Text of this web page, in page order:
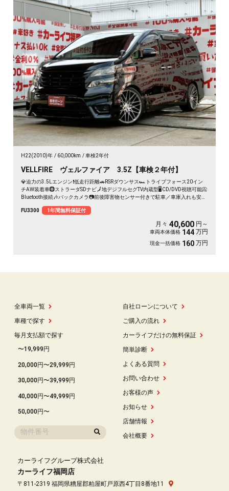
H22(2010)年 60,000km 車検2年付
VELLFIRE ヴェルファイア 3.5Z【車検２年付】
💎迫力の3.5Lエンジン❗低走行距離🚗RSRダウンサス🏎️トライブフォース20イン
チAW装着車🛞ストラーダSDナビ🗾地デジフルセグTV内蔵型🖥️CD/DVD視聴可能📀
Bluetooth接続🎶バックカメラ📷前後障害物センサー付きで駐車／車庫入れも安心
FU3300
1年間無料保証付
月々 40,600 円～
車両本体価格 144 万円
現金一括価格 160 万円
全車両一覧
車種で探す
毎月支払額で探す
〜19,999円
20,000円〜29,999円
30,000円〜39,999円
40,000円〜49,999円
50,000円〜
自社ローンについて
ご購入の流れ
カーライフだけの無料保証
簡単診断
よくある質問
お問い合わせ
お客様の声
お知らせ
店舗情報
会社概要
カーライフグループ株式会社
カーライフ福岡店
〒811-2319 福岡県糟屋郡粕屋町戸原西4丁目8番地11